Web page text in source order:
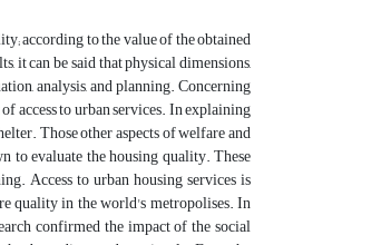
according to the value of the obtained
it can be said that physical dimensions,
analysis, and planning. Concerning
access to urban services. In explaining
Those other aspects of welfare and
to evaluate the housing quality. These
Access to urban housing services is
quality in the world's metropolises. In
confirmed the impact of the social